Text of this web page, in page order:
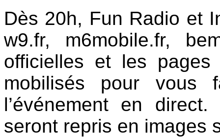
Dès 20h, Fun Radio et
w9.fr, m6mobile.fr,
officielles et les pages
mobilisés pour vous
l’événement en
seront repris en images